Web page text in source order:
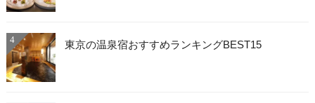
4 東京の温泉宿おすすめランキングBEST15